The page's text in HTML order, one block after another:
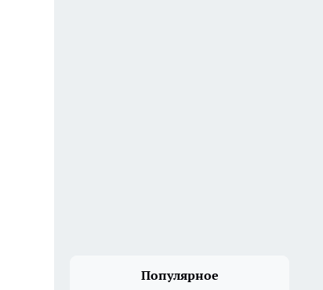
Популярное